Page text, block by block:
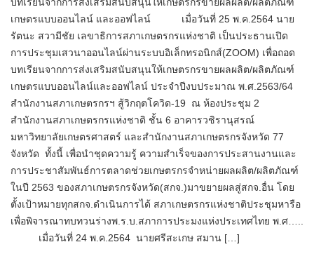
Search
for:
เกษตรแบบออนไลน์ และออฟไลน์ เมื่อวันที่ 25 พ.ค.2564 นาย
รัตนะ สวามีชัย เลขาธิการสภาเกษตรกรแห่งชาติ เป็นประธานเปิด
การประชุมเสวนาออนไลน์ผ่านระบบอิเล็กทรอนิกส์(ZOOM) เพื่อถอด
บทเรียนจากการส่งเสริมสนับสนุนให้เกษตรกรขายผลผลิต/ผลิตภัณฑ์
เกษตรแบบออนไลน์และออฟไลน์ ประจำปีงบประมาณ พ.ศ.2563/64
สำนักงานสภาเกษตรกรฯ สู้วิกฤตโควิด-19 ณ ห้องประชุม 2
สำนักงานสภาเกษตรกรแห่งชาติ ชั้น 6 อาคารวชิรานุสรณ์
มหาวิทยาลัยเกษตรศาสตร์ และสำนักงานสภาเกษตรกรจังหวัด 77
จังหวัด ทั้งนี้ เพื่อนำชุดความรู้ ความสำเร็จของการประสานงานและ
การประชาสัมพันธ์การตลาดช่วยเกษตรกรจำหน่ายผลผลิต/ผลิตภัณฑ์
ในปี 2563 ของสภาเกษตรกรจังหวัด(สกจ.)มาขยายผลสู่สกจ.อื่น โดย
ตั้งเป้าหมายทุกสกจ.ดำเนินการได้ สภาเกษตรกรแห่งชาติประชุมหารือ
เพื่อพิจารณาทบทวนร่างพ.ร.บ.สภาการประมงแห่งประเทศไทย พ.ศ…..
เมื่อวันที่ 24 พ.ค.2564 นายศรีสะเกษ สมาน […]